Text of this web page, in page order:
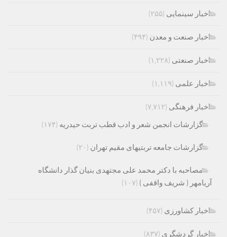
اخبار سینمایی (۲۵۵)
اخبار صنعت و معدن (۴۹۴)
اخبار صنعتی (۱,۲۲۸)
اخبار علمی (۱,۱۱۹)
اخبار فرهنگی (۷,۷۱۲)
گزارشات انجمن شعر و ادب قطب تربت حیدریه (۱۷۴)
گزارشات جامعه تربتیهای مقیم تهران (۲۰)
مصاحبه با دکتر محمد علی مجتهدی بنیان گذار دانشگاه
آریامهر ( شریف واقفی ) (۱۰۷)
اخبار کشاورزی (۴۵۷)
اخبار گردشگری (۸۳۷)